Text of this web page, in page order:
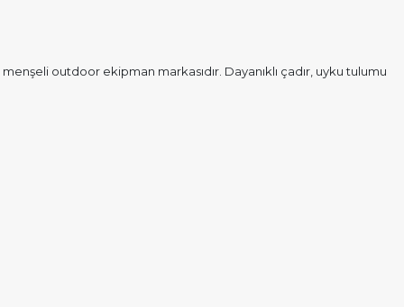
outdoor ekipman markasıdır. Dayanıklı çadır, uyku tulumu